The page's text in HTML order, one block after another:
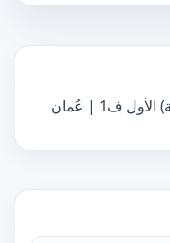
ف1 | عُمان